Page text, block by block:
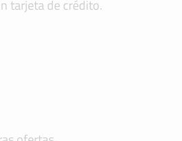
tarjeta de crédito.